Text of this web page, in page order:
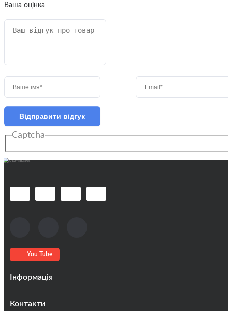
Ваша оцінка
Відправити відгук
Captcha
You Tube
Інформація
Контакти